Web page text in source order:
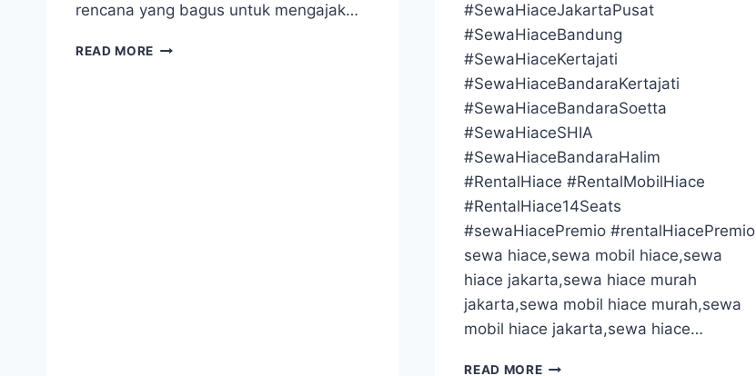
rencana yang bagus untuk mengajak…
READ MORE SEWA
#SewaHiaceJakartaPusat
#SewaHiaceBandung
#SewaHiaceKertajati
#SewaHiaceBandaraKertajati
#SewaHiaceBandaraSoetta
#SewaHiaceSHIA
#SewaHiaceBandaraHalim
#RentalHiace #RentalMobilHiace
#RentalHiace14Seats
#sewaHiacePremio #rentalHiacePremio
sewa hiace,sewa mobil hiace,sewa
hiace jakarta,sewa hiace murah
jakarta,sewa mobil hiace murah,sewa
mobil hiace jakarta,sewa hiace…
READ MORE SEWA